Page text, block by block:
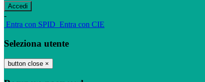
-
Entra con SPID Entra con CIE
Seleziona utente
button close ×